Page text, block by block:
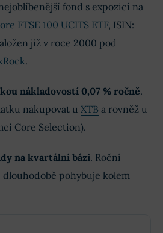
fond s expozicí na
FTSE 100 UCITS ETF, ISIN:
již v roce 2000 pod
.
nákladovostí 0,07 % ročně.
nakupovat u XTB a rovněž u
Core Selection).
na kvartální bázi. Roční
dlouhodobě pohybuje kolem